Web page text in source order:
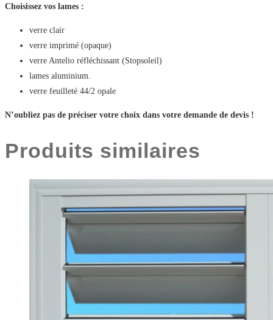
Choisissez vos lames :
verre clair
verre imprimé (opaque)
verre Antelio réfléchissant (Stopsoleil)
lames aluminium.
verre feuilleté 44/2 opale
N’oubliez pas de préciser votre choix dans votre demande de devis !
Produits similaires